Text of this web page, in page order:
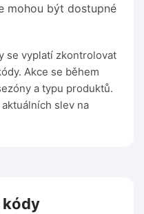
mohou být dostupné
se vyplatí zkontrolovat
Akce se během
a typu produktů.
slev na
kódy